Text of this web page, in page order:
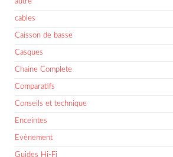
cables
Caisson de basse
Casques
Chaine Complete
Comparatifs
Conseils et technique
Enceintes
Evènement
Guides Hi-Fi